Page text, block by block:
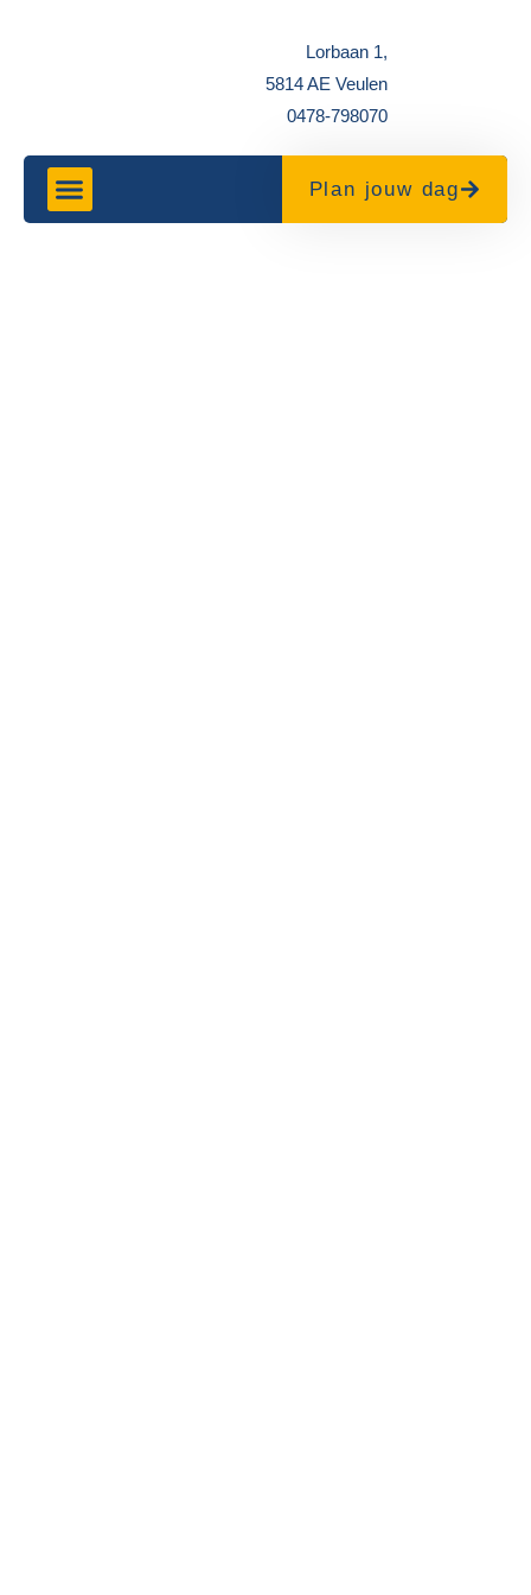
Lorbaan 1,
5814 AE Veulen
0478-798070
Plan jouw dag